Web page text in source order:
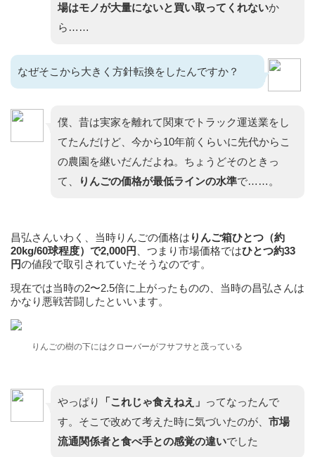
場はモノが大量にないと買い取ってくれないか
ら……
なぜそこから大きく方針転換をしたんですか？
僕、昔は実家を離れて関東でトラック運送業をし
てたんだけど、今から10年前くらいに先代からこ
の農園を継いだんだよね。ちょうどそのときっ
て、
りんごの価格が最低ラインの水準で……。
昌弘さんいわく、当時りんごの価格は りんご箱ひとつ（約
20kg/60球程度）で2,000円
、つまり市場価格ではひとつ約33
円の値段で取引されていたそうなのです。
現在では当時の2〜2.5倍に上がったものの、当時の昌弘さんは
かなり悪戦苦闘したといいます。
りんごの樹の下にはクローバーがフサフサと茂っている
やっぱり 「これじゃ食えねえ」 ってなったんで
す。そこで改めて考えた時に気づいたのが、 市場
流通関係者と食べ手との感覚の違いでした